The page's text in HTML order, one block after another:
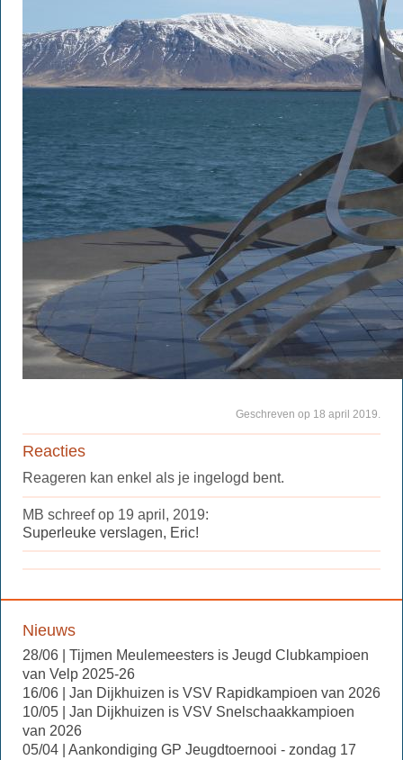
Geschreven op 18 april 2019.
Reacties
Reageren kan enkel als je ingelogd bent.
MB schreef op 19 april, 2019:
Superleuke verslagen, Eric!
Nieuws
28/06 | Tijmen Meulemeesters is Jeugd Clubkampioen
van Velp 2025-26
16/06 | Jan Dijkhuizen is VSV Rapidkampioen van 2026
10/05 | Jan Dijkhuizen is VSV Snelschaakkampioen
van 2026
05/04 | Aankondiging GP Jeugdtoernooi - zondag 17